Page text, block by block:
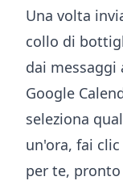
Una volta
collo di
dai messaggi
Google
seleziona
un'ora, fai
per te,